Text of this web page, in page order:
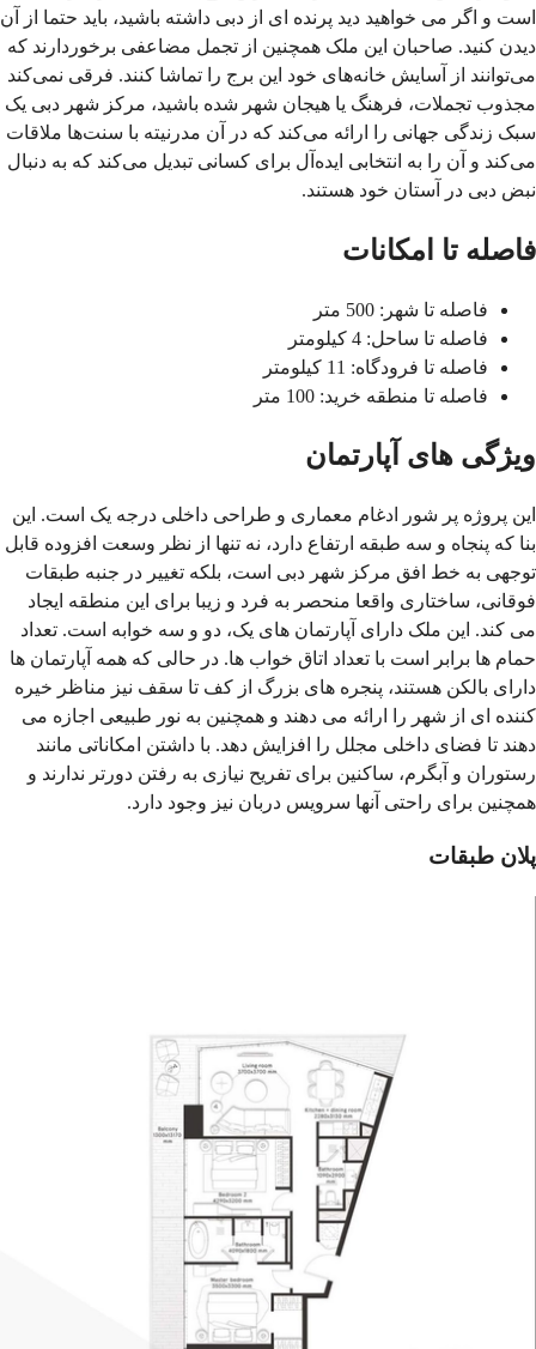
است و اگر می خواهید دید پرنده ای از دبی داشته باشید، باید حتما از آن
دیدن کنید. صاحبان این ملک همچنین از تجمل مضاعفی برخوردارند که
می‌توانند از آسایش خانه‌های خود این برج را تماشا کنند. فرقی نمی‌کند
مجذوب تجملات، فرهنگ یا هیجان شهر شده باشید، مرکز شهر دبی یک
سبک زندگی جهانی را ارائه می‌کند که در آن مدرنیته با سنت‌ها ملاقات
می‌کند و آن را به انتخابی ایده‌آل برای کسانی تبدیل می‌کند که به دنبال
نبض دبی در آستان خود هستند.
فاصله تا امکانات
فاصله تا شهر: 500 متر
فاصله تا ساحل: 4 کیلومتر
فاصله تا فرودگاه: 11 کیلومتر
فاصله تا منطقه خرید: 100 متر
ویژگی های آپارتمان
این پروژه پر شور ادغام معماری و طراحی داخلی درجه یک است. این
بنا که پنجاه و سه طبقه ارتفاع دارد، نه تنها از نظر وسعت افزوده قابل
توجهی به خط افق مرکز شهر دبی است، بلکه تغییر در جنبه طبقات
فوقانی، ساختاری واقعا منحصر به فرد و زیبا برای این منطقه ایجاد
می کند. این ملک دارای آپارتمان های یک، دو و سه خوابه است. تعداد
حمام ها برابر است با تعداد اتاق خواب ها. در حالی که همه آپارتمان ها
دارای بالکن هستند، پنجره های بزرگ از کف تا سقف نیز مناظر خیره
کننده ای از شهر را ارائه می دهند و همچنین به نور طبیعی اجازه می
دهند تا فضای داخلی مجلل را افزایش دهد. با داشتن امکاناتی مانند
رستوران و آبگرم، ساکنین برای تفریح نیازی به رفتن دورتر ندارند و
همچنین برای راحتی آنها سرویس دربان نیز وجود دارد.
پلان طبقات